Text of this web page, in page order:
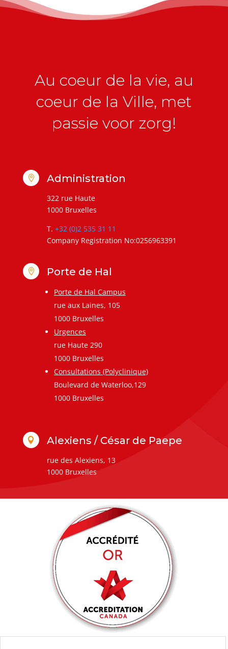
Au coeur de la vie, au
coeur de la Ville, met
passie voor zorg!
 Administration
322 rue Haute
1000 Bruxelles
T. +32 (0)2 535 31 11
Company Registration No:0256963391
 Porte de Hal
Porte de Hal Campus
rue aux Laines, 105
1000 Bruxelles
Urgences
rue Haute 290
1000 Bruxelles
Consultations (Polyclinique)
Boulevard de Waterloo,129
1000 Bruxelles
 Alexiens / César de Paepe
rue des Alexiens, 13
1000 Bruxelles